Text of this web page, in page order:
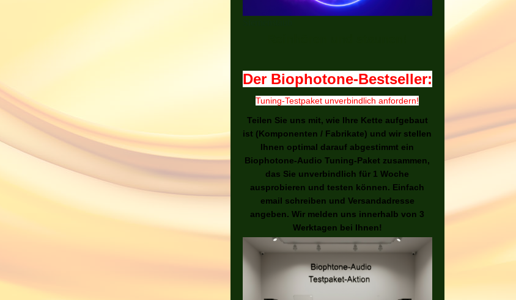
Der Biophotone-Bestseller:
Tuning-Testpaket unverbindlich anfordern!
Teilen Sie uns mit, wie Ihre Kette aufgebaut
ist (Komponenten / Fabrikate) und wir stellen
Ihnen optimal darauf abgestimmt ein
Biophotone-Audio Tuning-Paket zusammen,
das Sie unverbindlich für 1 Woche
ausprobieren und testen können. Einfach
email schreiben und Versandadresse
angeben. Wir melden uns innerhalb von 3
Werktagen bei Ihnen!